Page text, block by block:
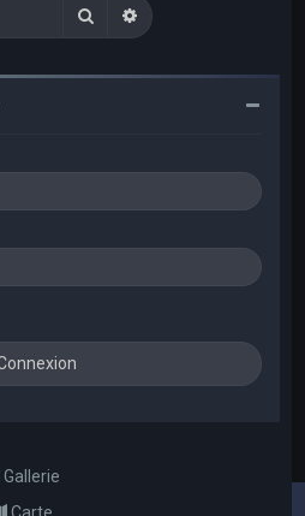
RechercherRecherche avancée
Gallerie
Carte